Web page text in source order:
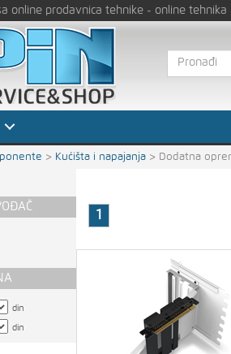
online prodavnica tehnike - online tehnika
> Kućišta i napajanja > Dodatna
din
din
1